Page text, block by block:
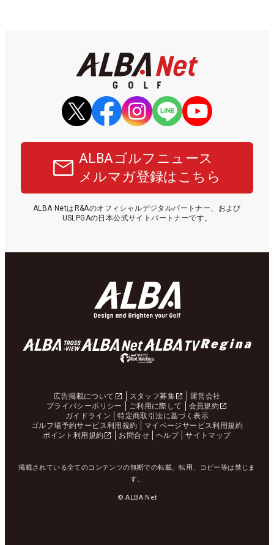
ALBAゴルフニュース
メルマガ登録はこちら
ALBA NetはR&Aのオフィシャルデジタルパートナー、および
USLPGAの日本公式サイトパートナーです。
広告掲載について スタッフ募集
運営会社
プライバシーポリシー
ご利用に際して
会員規約
ガイドライン
特定商取引法に基づく表示
ゴルフ場予約サービス利用規約
マイページサービス利用規約
ポイント利用規約
お問合せ ヘルプ サイトマップ
掲載されている全てのコンテンツの無断での転載、転用、コピー等は禁じま
す。
© ALBA Net